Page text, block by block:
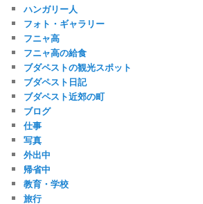
ハンガリー人
フォト・ギャラリー
フニャ高
フニャ高の給食
ブダペストの観光スポット
ブダペスト日記
ブダペスト近郊の町
ブログ
仕事
写真
外出中
帰省中
教育・学校
旅行